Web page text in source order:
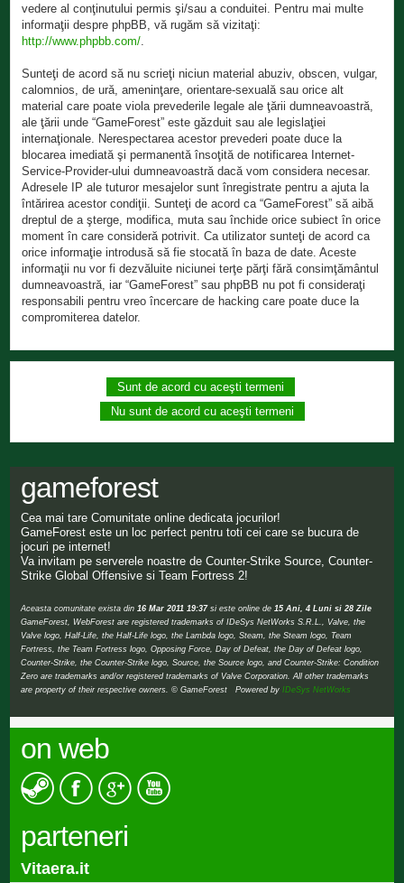
vedere al conţinutului permis şi/sau a conduitei. Pentru mai multe
informaţii despre phpBB, vă rugăm să vizitaţi:
http://www.phpbb.com/
Sunteţi de acord să nu scrieţi niciun material abuziv, obscen, vulgar,
calomnios, de ură, ameninţare, orientare-sexuală sau orice alt
material care poate viola prevederile legale ale ţării dumneavoastră,
ale ţării unde “GameForest” este găzduit sau ale legislaţiei
internaţionale. Nerespectarea acestor prevederi poate duce la
blocarea imediată şi permanentă însoţită de notificarea Internet-
Service-Provider-ului dumneavoastră dacă vom considera necesar.
Adresele IP ale tuturor mesajelor sunt înregistrate pentru a ajuta la
întărirea acestor condiţii. Sunteţi de acord ca “GameForest” să aibă
dreptul de a şterge, modifica, muta sau închide orice subiect în orice
moment în care consideră potrivit. Ca utilizator sunteţi de acord ca
orice informaţie introdusă să fie stocată în baza de date. Aceste
informaţii nu vor fi dezvăluite niciunei terţe părţi fără consimţământul
dumneavoastră, iar “GameForest” sau phpBB nu pot fi consideraţi
responsabili pentru vreo încercare de hacking care poate duce la
compromiterea datelor.
gameforest
Cea mai tare Comunitate online dedicata jocurilor!
GameForest este un loc perfect pentru toti cei care se bucura de
jocuri pe internet!
Va invitam pe serverele noastre de Counter-Strike Source, Counter-
Strike Global Offensive si Team Fortress 2!
Aceasta comunitate exista din16 Mar 2011 19:37si este online de15 Ani, 4 Luni si 28 Zile
GameForest, WebForest are registered trademarks of IDeSys NetWorks S.R.L., Valve, the
Valve logo, Half-Life, the Half-Life logo, the Lambda logo, Steam, the Steam logo, Team
Fortress, the Team Fortress logo, Opposing Force, Day of Defeat, the Day of Defeat logo,
Counter-Strike, the Counter-Strike logo, Source, the Source logo, and Counter-Strike: Condition
Zero are trademarks and/or registered trademarks of Valve Corporation. All other trademarks
are property of their respective owners. © GameForest Powered byIDeSys NetWorks
on web
parteneri